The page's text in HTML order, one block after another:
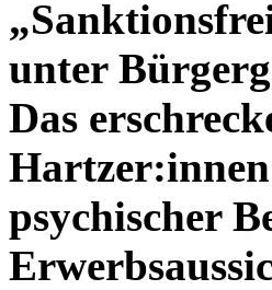
unter
Das
psychischer